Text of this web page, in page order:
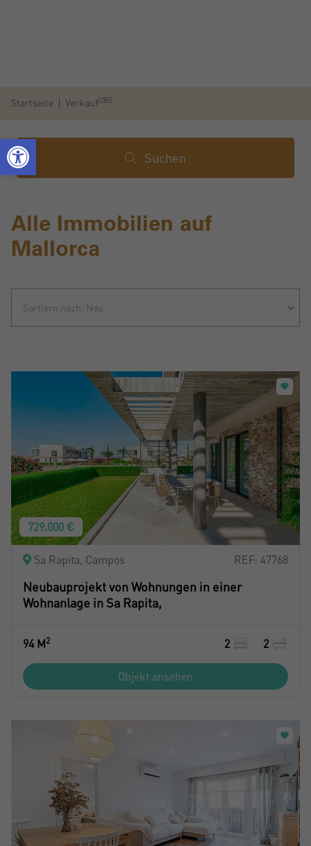
Startseite Verkauf(285)
Suchen
Alle Immobilien auf
Mallorca
Sortiern nach: Neu
Sortiern nach: Preis aufsteigend
Sortiern nach: Meist besuchte
729.000 €
Sa Rapita, Campos REF: 47768
Neubauprojekt von Wohnungen in einer
Wohnanlage in Sa Rapita,
94 M2 2 2
Objekt ansehen